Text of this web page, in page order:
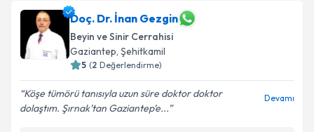
E-posta Adresiniz
Kişisel verilerimin işlenmesine ilişkinAydınlatma
Metni'ni okudum ve kişisel verilerimin belirtilen
kapsamda işlenmesini kabul ediyorum.
Doç. Dr. İnan Gezgin
Beyin ve Sinir Cerrahisi
Gaziantep, Şehitkamil
5 (2 Değerlendirme)
Köşe tümörü tanısıyla uzun süre doktor doktor
dolaştım. Şırnak’tan Gaziantep’e...
Devamı